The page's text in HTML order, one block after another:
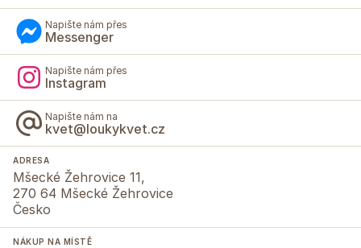
Napište nám přes
Messenger
Napište nám přes
Instagram
Napište nám na
kvet@loukykvet.cz
ADRESA
Mšecké Žehrovice 11,
270 64 Mšecké Žehrovice
Česko
NÁKUP NA MÍSTĚ